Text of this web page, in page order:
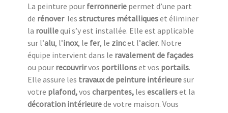
La peinture pour ferronnerie permet d’une part
de rénover les structures métalliqueset éliminer
la rouillequi s’y est installée. Elle est applicable
sur l’alu, l’inox, le fer, le zincet l’acier. Notre
équipe intervient dans le ravalement de façades
ou pour recouvrirvos portillonset vos portails.
Elle assure les travaux de peinture intérieuresur
votre plafond,vos charpentes, les escalierset la
décoration intérieurede votre maison. Vous